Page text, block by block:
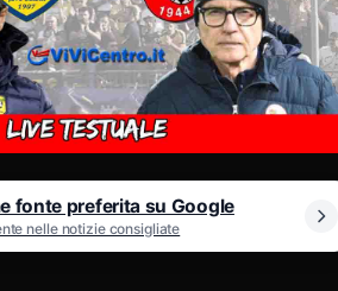
fonte preferita su Google
nelle notizie consigliate